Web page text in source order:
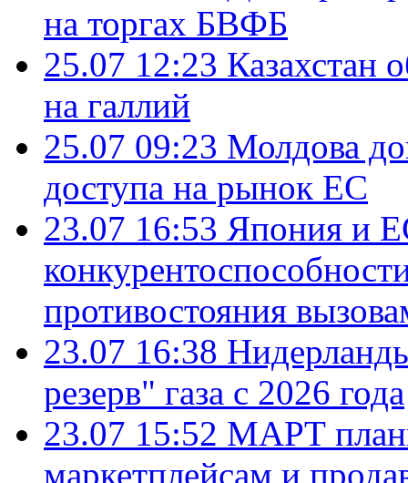
на торгах БВФБ
25.07 12:23 Казахстан
на галлий
25.07 09:23 Молдова
доступа на рынок ЕС
23.07 16:53 Япония и
противостояния
23.07 16:38
резерв" газа с 2026 года
23.07 15:52 МАРТ
маркетплейсам и